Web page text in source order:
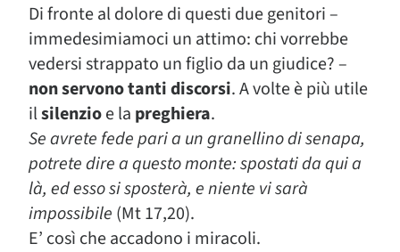
Di fronte al dolore di questi due genitori –
immedesimiamoci un attimo: chi vorrebbe
vedersi strappato un figlio da un giudice? –
non servono tanti discorsi. A volte è più utile
ilsilenzioe la preghiera.
Se avrete fede pari a un granellino di senapa,
potrete dire a questo monte: spostati da qui a
là, ed esso si sposterà, e niente vi sarà
impossibile (Mt 17,20).
E’ così che accadono i miracoli.